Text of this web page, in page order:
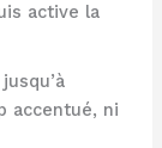
active la
accentué, ni